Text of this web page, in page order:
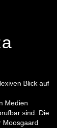
Blick auf
Medien
sind. Die
Moosgaard